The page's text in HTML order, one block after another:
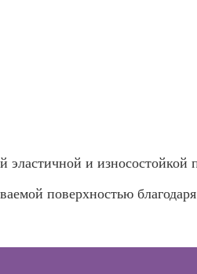
и
поверхностью